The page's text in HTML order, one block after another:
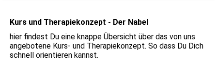
Kurs und Therapiekonzept - Der Nabel
hier findest Du eine knappe Übersicht über das von uns
angebotene Kurs- und Therapiekonzept. So dass Du Dich
schnell orientieren kannst.